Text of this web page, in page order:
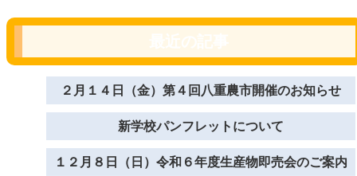
２月１４日（金）第４回八重農市開催のお知らせ
新学校パンフレットについて
１２月８日（日）令和６年度生産物即売会のご案内